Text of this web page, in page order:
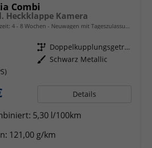
Combi
Heckklappe Kamera
4 - 8 Wochen Neuwagen mit Tageszulassung
Getriebe
Doppelkupplungsgetriebe (DSG)
Außenfarbe Schwarz Metallic
Details
5,30 l/100km
121,00 g/km